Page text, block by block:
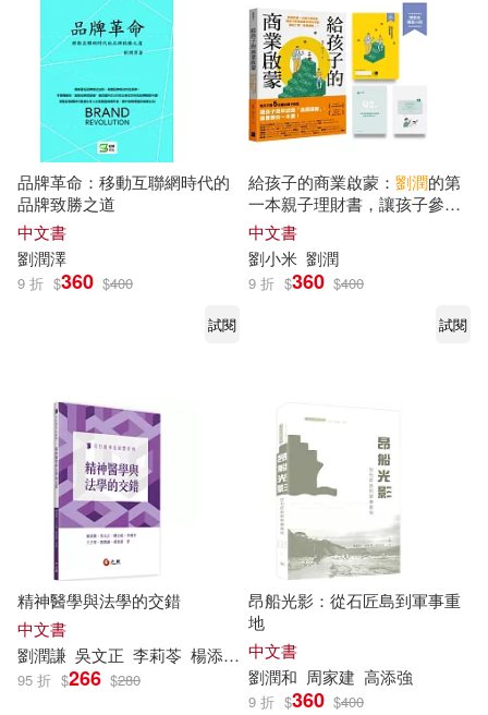
品牌革命：移動互聯網時代的
品牌致勝之道
中文書
劉潤澤
9 折 $360 $400
試閱
給孩子的商業啟蒙： 劉潤的第
一本親子理財書，讓孩子參透
商業世界的本質，徹底了解
「底層邏輯」! (博客來限量版-
特贈實踐手冊)
中文書
劉小米 劉潤
9 折 $360 $400
試閱
精神醫學與法學的交錯
中文書
劉潤謙 吳文正 李莉苓 楊添圍 王子榮
95 折 $266 $280
昂船光影：從石匠島到軍事重
地
中文書
劉潤和 周家建 高添強
9 折 $360 $400